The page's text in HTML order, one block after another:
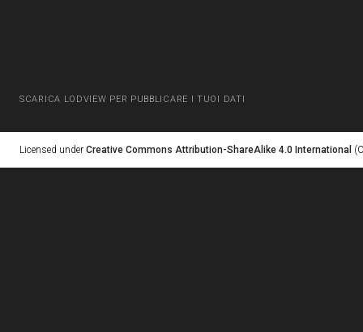
SCARICA LODVIEW PER PUBBLICARE I TUOI DATI
Licensed under Creative Commons Attribution-ShareAlike 4.0 International